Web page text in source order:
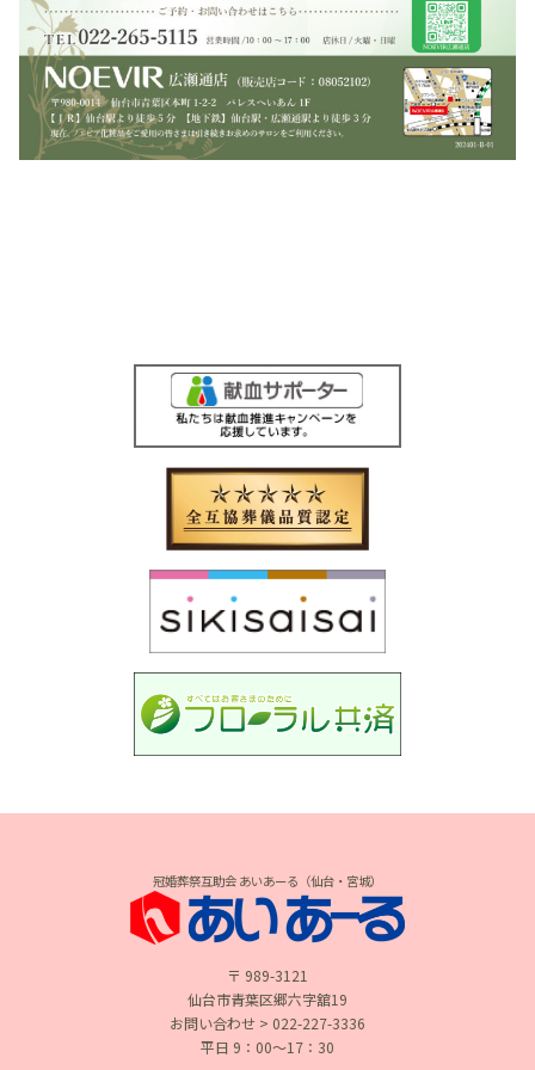
冠婚葬祭互助会 あいあーる（仙台・宮城）
〒 989-3121
仙台市青葉区郷六字舘19
お問い合わせ > 022-227-3336
平日 9：00〜17：30